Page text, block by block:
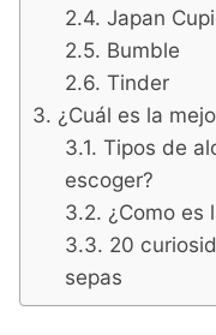
Japan
Bumble
Tinder
¿Cuál es la
Tipos de
escoger?
¿Como es
20
sepas